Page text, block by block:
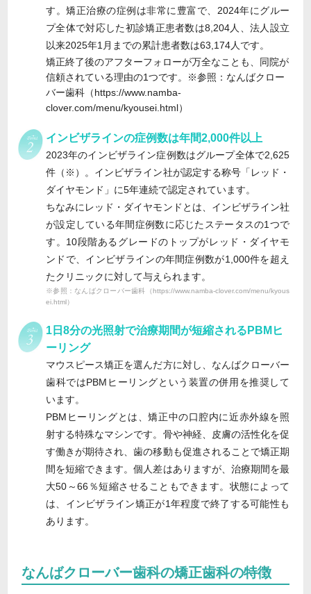
す。矯正治療の症例は非常に豊富で、2024年にグルー
プ全体で対応した初診矯正患者数は8,204人、法人設立
以来2025年1月までの累計患者数は63,174人です。
矯正終了後のアフターフォローが万全なことも、同院が
信頼されている理由の1つです。※参照：なんばクロー
バー歯科（https://www.namba-
clover.com/menu/kyousei.html）
インビザラインの症例数は年間2,000件以上
2023年のインビザライン症例数はグループ全体で2,625
件（※）。インビザライン社が認定する称号「レッド・
ダイヤモンド」に5年連続で認定されています。
ちなみにレッド・ダイヤモンドとは、インビザライン社
が設定している年間症例数に応じたステータスの1つで
す。10段階あるグレードのトップがレッド・ダイヤモ
ンドで、インビザラインの年間症例数が1,000件を超え
たクリニックに対して与えられます。
※参照：なんばクローバー歯科（https://www.namba-clover.com/menu/kyous
ei.html）
1日8分の光照射で治療期間が短縮されるPBMヒ
ーリング
マウスピース矯正を選んだ方に対し、なんばクローバー
歯科ではPBMヒーリングという装置の併用を推奨して
います。
PBMヒーリングとは、矯正中の口腔内に近赤外線を照
射する特殊なマシンです。骨や神経、皮膚の活性化を促
す働きが期待され、歯の移動も促進されることで矯正期
間を短縮できます。個人差はありますが、治療期間を最
大50～66％短縮させることもできます。状態によって
は、インビザライン矯正が1年程度で終了する可能性も
あります。
なんばクローバー歯科の矯正歯科の特徴